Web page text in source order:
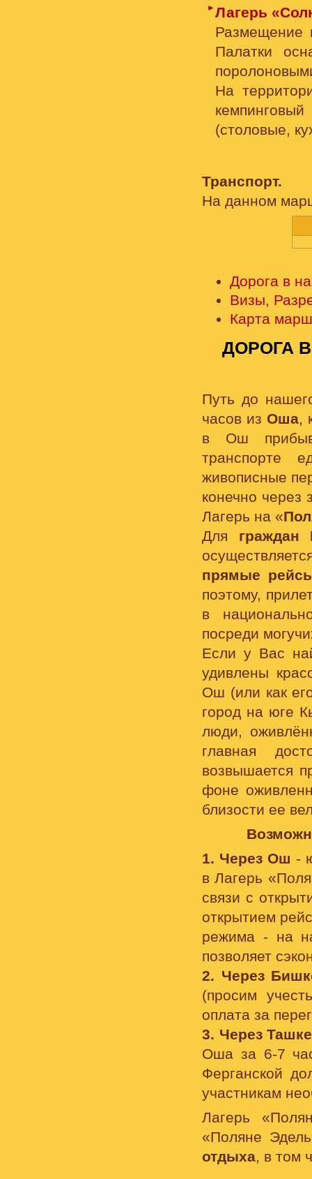
►Лагерь
Размещение
Палатки
На
(столовые,
Транспорт.
На данном
Дорога в
Визы,
Карта
ДОРОГА
Путь до
часов из Оша,
в Ош
транспорте
живописные
конечно через
Лагерь на «
Для граждан
прямые
поэтому,
в
посреди
Если у Вас
удивлены
Ош (или как
город на юге
люди,
главная
возвышается
фоне
близости ее
1. Через Ош -
в Лагерь
связи с
открытием
режима - на
позволяет
2. Через
(просим
оплата за
3. Через
Оша за 6-7
Ферганской
участникам
Лагерь
«Поляне
отдыха, в том